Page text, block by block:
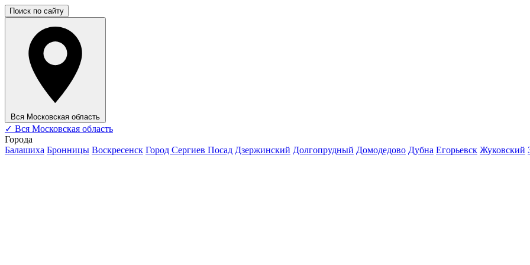
Поиск по сайту
Вся Московская область
✓ Вся Московская область
Города
Балашиха Бронницы Воскресенск Город Сергиев Посад Дзержинский Долгопрудный Домодедово Дубна Егорьевск Жуковский